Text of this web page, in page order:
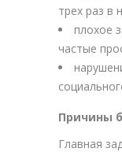
трех раз в
плохое
частые
Причины
Главная